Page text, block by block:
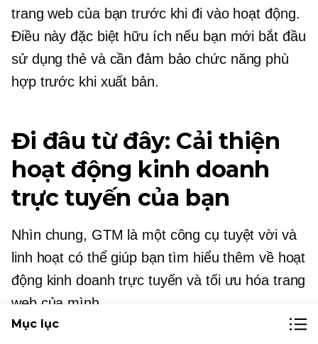
trang web của bạn trước khi đi vào hoạt động.
Điều này đặc biệt hữu ích nếu bạn mới bắt đầu
sử dụng thẻ và cần đảm bảo chức năng phù
hợp trước khi xuất bản.
Đi đâu từ đây: Cải thiện
hoạt động kinh doanh
trực tuyến của bạn
Nhìn chung, GTM là một công cụ tuyệt vời và
linh hoạt có thể giúp bạn tìm hiểu thêm về hoạt
động kinh doanh trực tuyến và tối ưu hóa trang
web của mình.
Mục lục